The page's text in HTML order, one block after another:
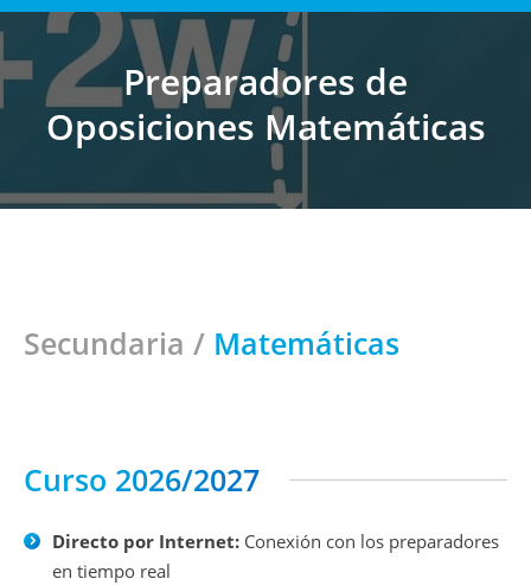
Preparadores de
Oposiciones Matemáticas
Estás aquí:
Secundaria / Matemáticas
Curso 2026/2027
Directo por Internet: Conexión con los preparadores
en tiempo real